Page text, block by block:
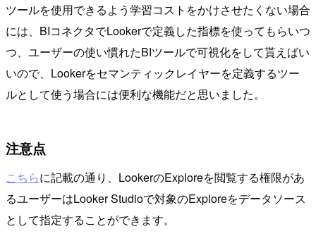
ツールを使用できるよう学習コストをかけさせたくない場合
には、BIコネクタでLookerで定義した指標を使ってもらいつ
つ、ユーザーの使い慣れたBIツールで可視化をして貰えばい
いので、Lookerをセマンティックレイヤーを定義するツー
ルとして使う場合には便利な機能だと思いました。
注意点
こちらに記載の通り、LookerのExploreを閲覧する権限があ
るユーザーはLooker Studioで対象のExploreをデータソース
として指定することができます。